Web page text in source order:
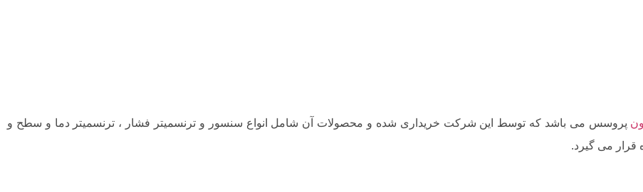
پروسس می باشد که توسط این شرکت خریداری شده و محصولات آن شامل انواع سنسور و ترنسمیتر فشار ، ترنسمیتر دما و سطح و
قرار می گیرد.